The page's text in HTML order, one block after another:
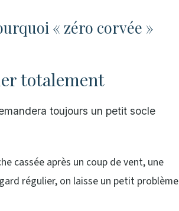
« zéro corvée »
totalement
toujours un petit socle
cassée après un coup de vent, une
régulier, on laisse un petit problème